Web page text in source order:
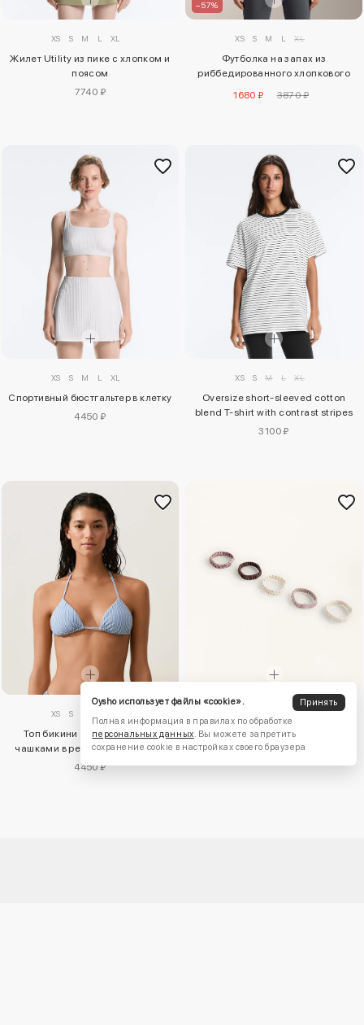
XS S M L XL
Жилет Utility из пике с хлопком и
поясом
7740 ₽
–57%
XS S M L XL
Футболка на запах из
риббедированного хлопкового
1680 ₽ 3870 ₽
XS S M L XL
Спортивный бюстгальтер в клетку
4450 ₽
XS S M L XL
Oversize short-sleeved cotton
blend T-shirt with contrast stripes
3100 ₽
XS S
Топ бикини с треугольными
чашками в рельефную полоску
4450 ₽
5 резинок для волос
1160 ₽
Oysho использует файлы «cookie».
Принять
Полная информация в правилах по обработке
персональных данных. Вы можете запретить
сохранение cookie в настройках своего браузера